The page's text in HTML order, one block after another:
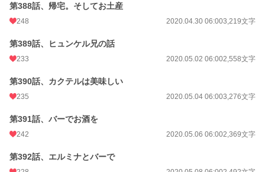
第388話、帰宅。そしてお土産
248 2020.04.30 06:003,219文字
第389話、ヒュンケル兄の話
233 2020.05.02 06:002,558文字
第390話、カクテルは美味しい
235 2020.05.04 06:003,276文字
第391話、バーでお酒を
242 2020.05.06 06:002,369文字
第392話、エルミナとバーで